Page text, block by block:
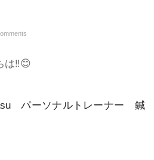
は‼😊